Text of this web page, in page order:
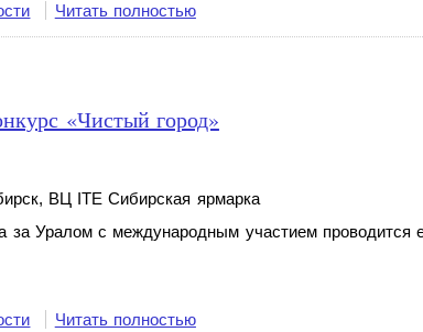
Читать полностью
«Чистый город»
ВЦ ITE Сибирская ярмарка
за Уралом с международным участием проводится
Читать полностью